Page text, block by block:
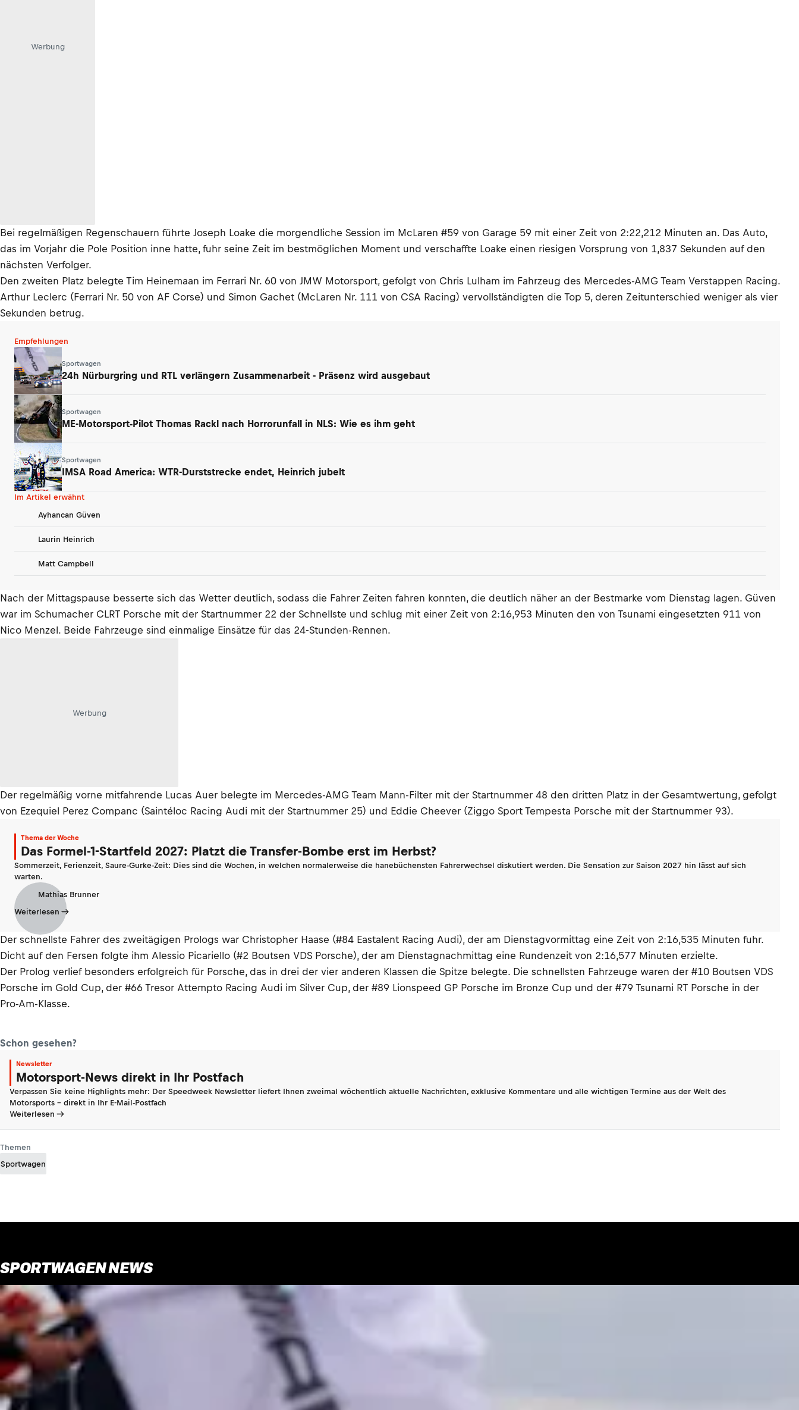
Werbung
Bei regelmäßigen Regenschauern führte Joseph Loake die morgendliche Session im McLaren #59 von Garage 59 mit einer Zeit von 2:22,212 Minuten an. Das Auto,
das im Vorjahr die Pole Position inne hatte, fuhr seine Zeit im bestmöglichen Moment und verschaffte Loake einen riesigen Vorsprung von 1,837 Sekunden auf den
nächsten Verfolger.
Den zweiten Platz belegte Tim Heinemaan im Ferrari Nr. 60 von JMW Motorsport, gefolgt von Chris Lulham im Fahrzeug des Mercedes-AMG Team Verstappen Racing.
Arthur Leclerc (Ferrari Nr. 50 von AF Corse) und Simon Gachet (McLaren Nr. 111 von CSA Racing) vervollständigten die Top 5, deren Zeitunterschied weniger als vier
Sekunden betrug.
Empfehlungen
Sportwagen
24h Nürburgring und RTL verlängern Zusammenarbeit - Präsenz wird ausgebaut
Sportwagen
ME-Motorsport-Pilot Thomas Rackl nach Horrorunfall in NLS: Wie es ihm geht
Sportwagen
IMSA Road America: WTR-Durststrecke endet, Heinrich jubelt
Im Artikel erwähnt
Ayhancan Güven
Laurin Heinrich
Matt Campbell
Nach der Mittagspause besserte sich das Wetter deutlich, sodass die Fahrer Zeiten fahren konnten, die deutlich näher an der Bestmarke vom Dienstag lagen. Güven
war im Schumacher CLRT Porsche mit der Startnummer 22 der Schnellste und schlug mit einer Zeit von 2:16,953 Minuten den von Tsunami eingesetzten 911 von
Nico Menzel. Beide Fahrzeuge sind einmalige Einsätze für das 24-Stunden-Rennen.
Werbung
Der regelmäßig vorne mitfahrende Lucas Auer belegte im Mercedes-AMG Team Mann-Filter mit der Startnummer 48 den dritten Platz in der Gesamtwertung, gefolgt
von Ezequiel Perez Companc (Saintéloc Racing Audi mit der Startnummer 25) und Eddie Cheever (Ziggo Sport Tempesta Porsche mit der Startnummer 93).
Thema der Woche
Das Formel-1-Startfeld 2027: Platzt die Transfer-Bombe erst im Herbst?
Sommerzeit, Ferienzeit, Saure-Gurke-Zeit: Dies sind die Wochen, in welchen normalerweise die hanebüchensten Fahrerwechsel diskutiert werden. Die Sensation zur Saison 2027 hin lässt auf sich
warten.
Mathias Brunner
Weiterlesen
Der schnellste Fahrer des zweitägigen Prologs war Christopher Haase (#84 Eastalent Racing Audi), der am Dienstagvormittag eine Zeit von 2:16,535 Minuten fuhr.
Dicht auf den Fersen folgte ihm Alessio Picariello (#2 Boutsen VDS Porsche), der am Dienstagnachmittag eine Rundenzeit von 2:16,577 Minuten erzielte.
Der Prolog verlief besonders erfolgreich für Porsche, das in drei der vier anderen Klassen die Spitze belegte. Die schnellsten Fahrzeuge waren der #10 Boutsen VDS
Porsche im Gold Cup, der #66 Tresor Attempto Racing Audi im Silver Cup, der #89 Lionspeed GP Porsche im Bronze Cup und der #79 Tsunami RT Porsche in der
Pro-Am-Klasse.
Schon gesehen?
Newsletter
Motorsport-News direkt in Ihr Postfach
Verpassen Sie keine Highlights mehr: Der Speedweek Newsletter liefert Ihnen zweimal wöchentlich aktuelle Nachrichten, exklusive Kommentare und alle wichtigen Termine aus der Welt des
Motorsports - direkt in Ihr E-Mail-Postfach
Weiterlesen
Themen
Sportwagen
SPORTWAGEN NEWS